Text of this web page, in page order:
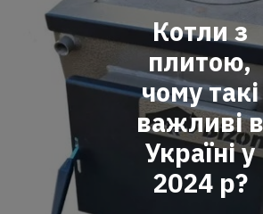
Котли з
плитою,
чому такі
важливі в
Україні у
2024 р?